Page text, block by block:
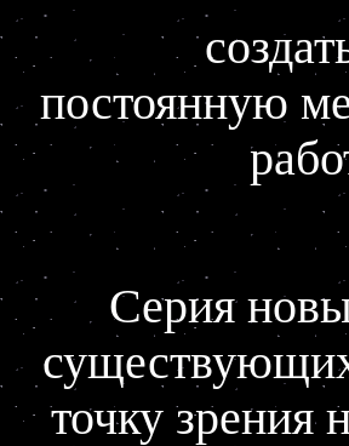
постоянную
Серия
точку зрения